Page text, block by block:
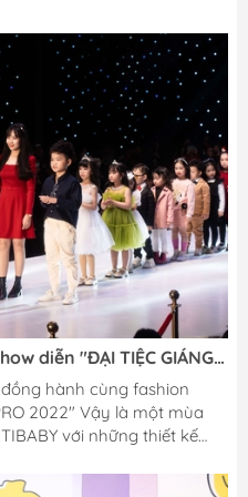
diễn "ĐẠI TIỆC GIÁNG
hành cùng fashion
là một mùa
với những thiết kế
với những điều xinh đẹp và